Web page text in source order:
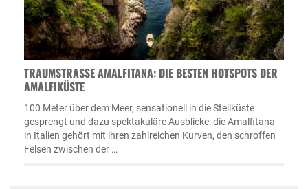
TRAUMSTRASSE AMALFITANA: DIE BESTEN HOTSPOTS DER A
MALFIKÜSTE
100 Meter über dem Meer, sensationell in die Steilküste
gesprengt und dazu spektakuläre Ausblicke: die Amalfitana
in Italien gehört mit ihren zahlreichen Kurven, den schroffen
Felsen zwischen der …